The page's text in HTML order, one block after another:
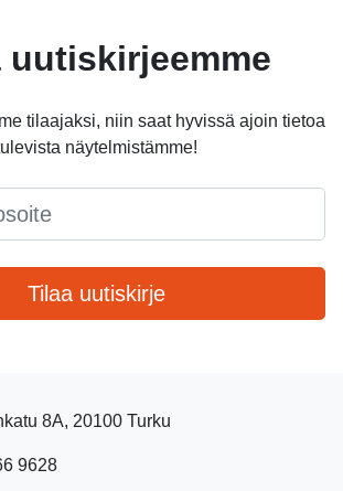
uutiskirjeemme
tilaajaksi, niin saat hyvissä ajoin tietoa
näytelmistämme!
Tilaa uutiskirje
8A, 20100 Turku
9628